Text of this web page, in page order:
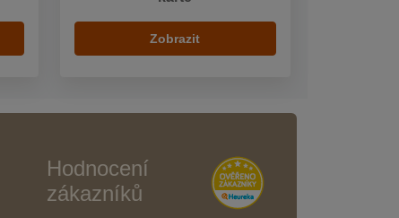
Zobrazit
Hodnocení
zákazníků